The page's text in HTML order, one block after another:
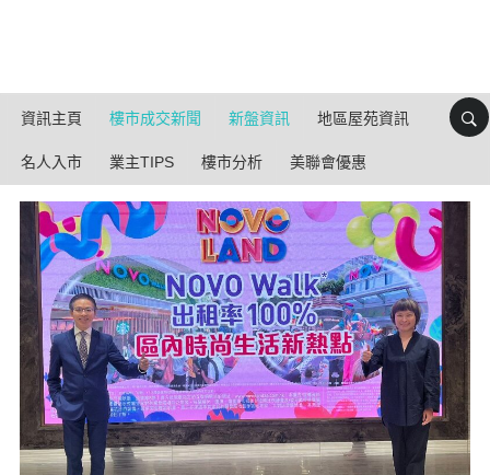
資訊主頁 樓市成交新聞 新盤資訊 地區屋苑資訊
名人入市 業主TIPS 樓市分析 美聯會優惠